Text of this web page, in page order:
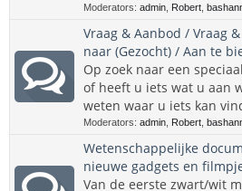
Moderators: admin Robert
Vraag & Aanbod / Vraag
naar (Gezocht) / Aan te
Op zoek naar een
of heeft u iets wat u aan
weten waar u iets kan
Moderators: admin Robert
Wetenschappelijke
nieuwe gadgets en
Van de eerste zwart/wit